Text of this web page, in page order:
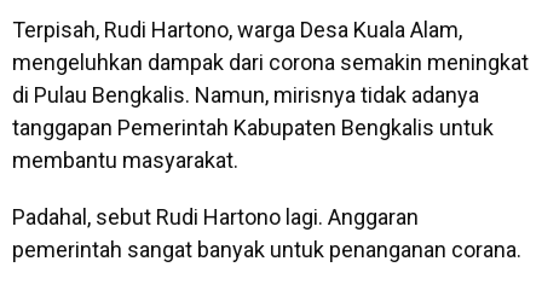
Terpisah, Rudi Hartono, warga Desa Kuala Alam,
mengeluhkan dampak dari corona semakin meningkat
di Pulau Bengkalis. Namun, mirisnya tidak adanya
tanggapan Pemerintah Kabupaten Bengkalis untuk
membantu masyarakat.
Padahal, sebut Rudi Hartono lagi. Anggaran
pemerintah sangat banyak untuk penanganan corana.